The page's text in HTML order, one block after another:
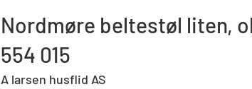
Nordmøre beltestøl liten,
554 015
A larsen husflid AS